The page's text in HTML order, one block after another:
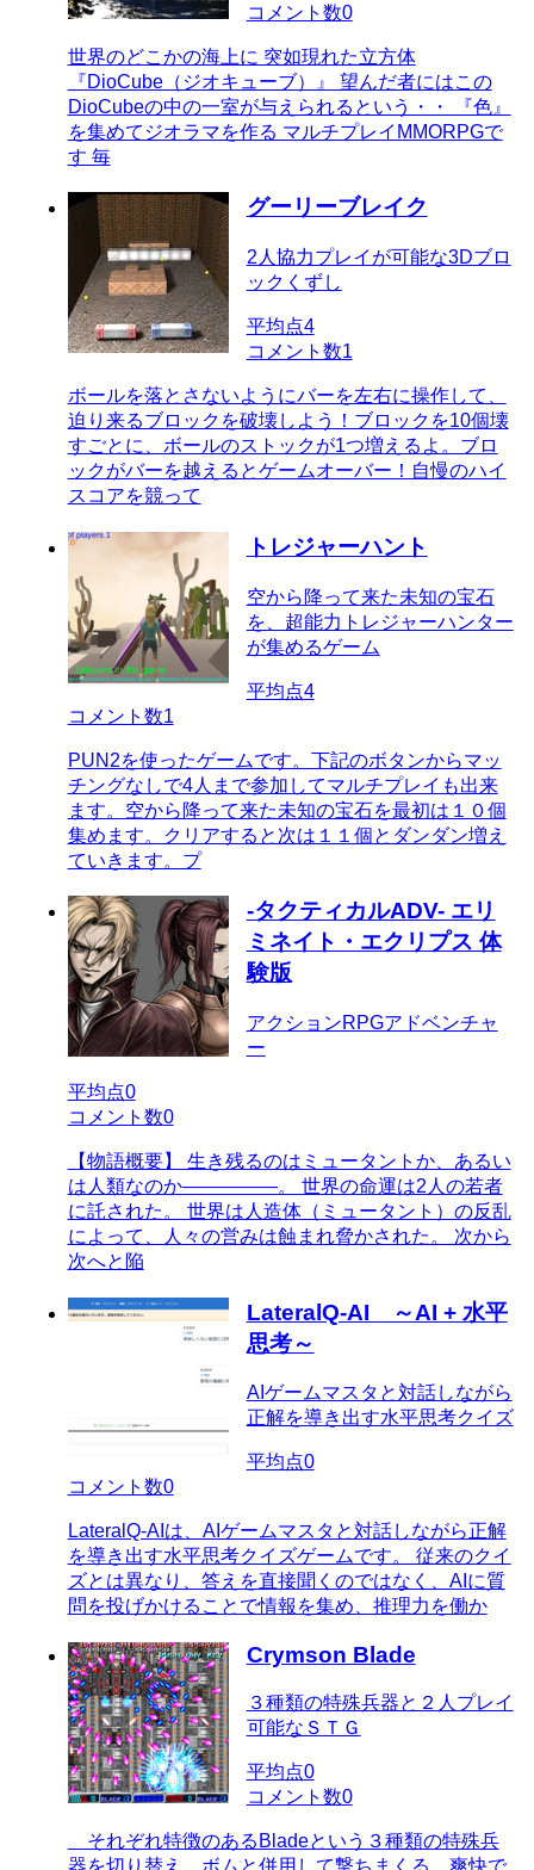
コメント数0
世界のどこかの海上に 突如現れた立方体
『DioCube（ジオキューブ）』 望んだ者にはこの
DioCubeの中の一室が与えられるという・・ 『色』
を集めてジオラマを作る マルチプレイMMORPGで
す 毎
グーリーブレイク
2人協力プレイが可能な3Dブロ
ックくずし
平均点4
コメント数1
ボールを落とさないようにバーを左右に操作して、
迫り来るブロックを破壊しよう！ブロックを10個壊
すごとに、ボールのストックが1つ増えるよ。ブロ
ックがバーを越えるとゲームオーバー！自慢のハイ
スコアを競って
トレジャーハント
空から降って来た未知の宝石
を、超能力トレジャーハンター
が集めるゲーム
平均点4
コメント数1
PUN2を使ったゲームです。下記のボタンからマッ
チングなしで4人まで参加してマルチプレイも出来
ます。空から降って来た未知の宝石を最初は１０個
集めます。クリアすると次は１１個とダンダン増え
ていきます。プ
-タクティカルADV- エリ
ミネイト・エクリプス 体
験版
アクションRPGアドベンチャ
ー
平均点0
コメント数0
【物語概要】 生き残るのはミュータントか、あるい
は人類なのか―――――。 世界の命運は2人の若者
に託された。 世界は人造体（ミュータント）の反乱
によって、人々の営みは蝕まれ脅かされた。 次から
次へと陥
LateralQ-AI ～AI + 水平
思考～
AIゲームマスタと対話しながら
正解を導き出す水平思考クイズ
平均点0
コメント数0
LateralQ-AIは、AIゲームマスタと対話しながら正解
を導き出す水平思考クイズゲームです。 従来のクイ
ズとは異なり、答えを直接聞くのではなく、AIに質
問を投げかけることで情報を集め、推理力を働か
Crymson Blade
３種類の特殊兵器と２人プレイ
可能なＳＴＧ
平均点0
コメント数0
それぞれ特徴のあるBladeという３種類の特殊兵
器を切り替え、ボムと併用して撃ちまくる、爽快で